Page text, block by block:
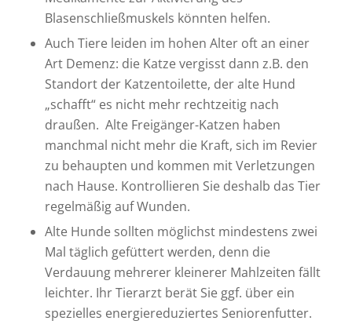
Blasenschließmuskels könnten helfen.
Auch Tiere leiden im hohen Alter oft an einer
Art Demenz: die Katze vergisst dann z.B. den
Standort der Katzentoilette, der alte Hund
„schafft“ es nicht mehr rechtzeitig nach
draußen. Alte Freigänger-Katzen haben
manchmal nicht mehr die Kraft, sich im Revier
zu behaupten und kommen mit Verletzungen
nach Hause. Kontrollieren Sie deshalb das Tier
regelmäßig auf Wunden.
Alte Hunde sollten möglichst mindestens zwei
Mal täglich gefüttert werden, denn die
Verdauung mehrerer kleinerer Mahlzeiten fällt
leichter. Ihr Tierarzt berät Sie ggf. über ein
spezielles energiereduziertes Seniorenfutter.